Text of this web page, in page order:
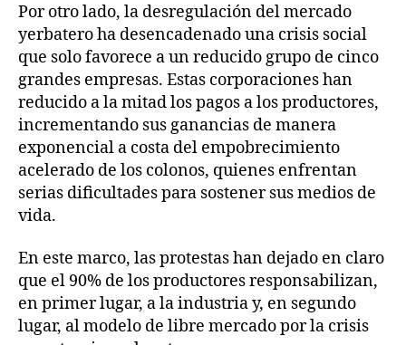
Por otro lado, la desregulación del mercado
yerbatero ha desencadenado una crisis social
que solo favorece a un reducido grupo de cinco
grandes empresas. Estas corporaciones han
reducido a la mitad los pagos a los productores,
incrementando sus ganancias de manera
exponencial a costa del empobrecimiento
acelerado de los colonos, quienes enfrentan
serias dificultades para sostener sus medios de
vida.
En este marco, las protestas han dejado en claro
que el 90% de los productores responsabilizan,
en primer lugar, a la industria y, en segundo
lugar, al modelo de libre mercado por la crisis